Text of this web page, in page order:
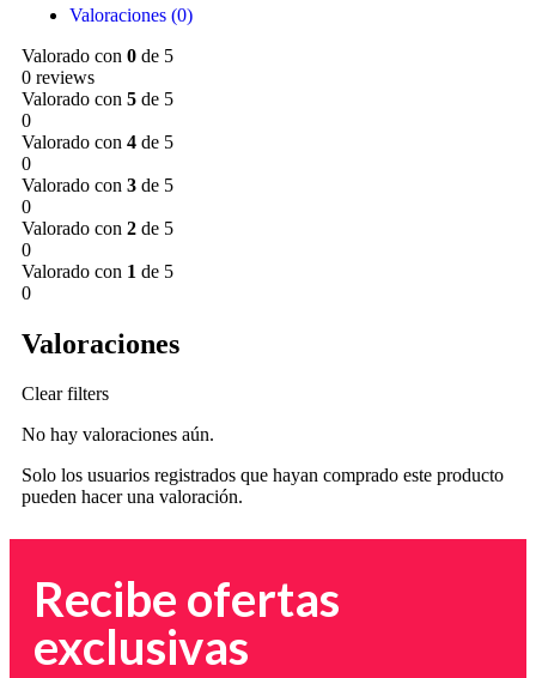
Valoraciones (0)
Valorado con 0 de 5
0 reviews
Valorado con 5 de 5
0
Valorado con 4 de 5
0
Valorado con 3 de 5
0
Valorado con 2 de 5
0
Valorado con 1 de 5
0
Valoraciones
Clear filters
No hay valoraciones aún.
Solo los usuarios registrados que hayan comprado este producto
pueden hacer una valoración.
Recibe ofertas
exclusivas